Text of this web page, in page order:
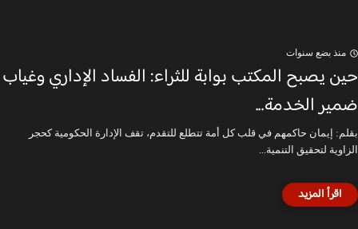
منذ بضع سنوات
حين يصبح المكتب بوابة للثراء: الفساد الإداري وغياب
ضمير الخدمة...
بقلم: إيمان حاكمهم في قلب كل أمة تتطلع للتقدم، تقف الإدارة الحكومية كحجر
الزاوية لتحقيق التنمية...